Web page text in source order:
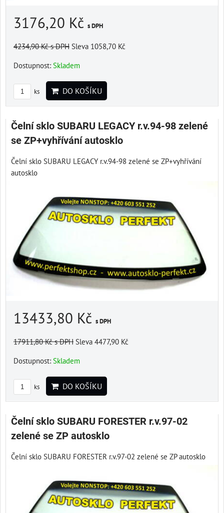
3176,20 Kč s DPH
4234,90 Kčs DPH Sleva 1058,70 Kč
Dostupnost: Skladem
ks DO KOŠÍKU
Čelní sklo SUBARU LEGACY r.v.94-98 zelené
se ZP+vyhřívání autosklo
Čelní sklo SUBARU LEGACY r.v.94-98 zelené se ZP+vyhřívání
autosklo
13433,80 Kč s DPH
17911,80 Kčs DPH Sleva 4477,90 Kč
Dostupnost: Skladem
ks DO KOŠÍKU
Čelní sklo SUBARU FORESTER r.v.97-02
zelené se ZP autosklo
Čelní sklo SUBARU FORESTER r.v.97-02 zelené se ZP autosklo